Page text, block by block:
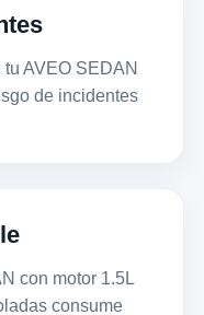
AVEO SEDAN
de incidentes
con motor 1.5L
consume